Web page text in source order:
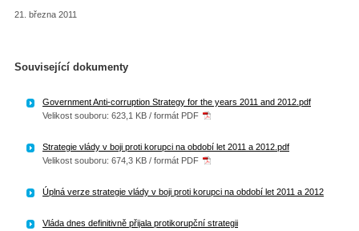
21. března 2011
Související dokumenty
Government Anti-corruption Strategy for the years 2011 and 2012.pdf
Velikost souboru: 623,1 KB / formát PDF
Strategie vlády v boji proti korupci na období let 2011 a 2012.pdf
Velikost souboru: 674,3 KB / formát PDF
Úplná verze strategie vlády v boji proti korupci na období let 2011 a 2012
Vláda dnes definitivně přijala protikorupční strategii